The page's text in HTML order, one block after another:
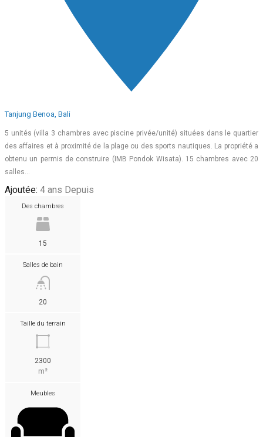
Tanjung Benoa, Bali
5 unités (villa 3 chambres avec piscine privée/unité) situées dans le quartier
des affaires et à proximité de la plage ou des sports nautiques. La propriété a
obtenu un permis de construire (IMB Pondok Wisata). 15 chambres avec 20
salles…
Ajoutée: 4 ans Depuis
Des chambres
15
Salles de bain
20
Taille du terrain
2300
m²
Meubles